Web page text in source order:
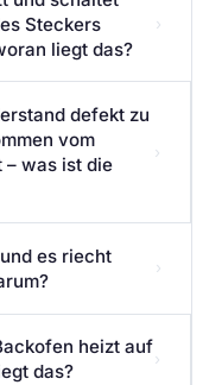
Steckers
liegt das?
›
defekt zu
vom
– was ist die
›
es riecht
›
heizt auf
das?
›